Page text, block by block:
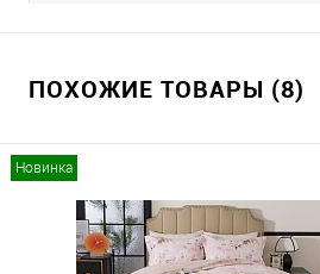
ПОХОЖИЕ ТОВАРЫ (8)
Новинка